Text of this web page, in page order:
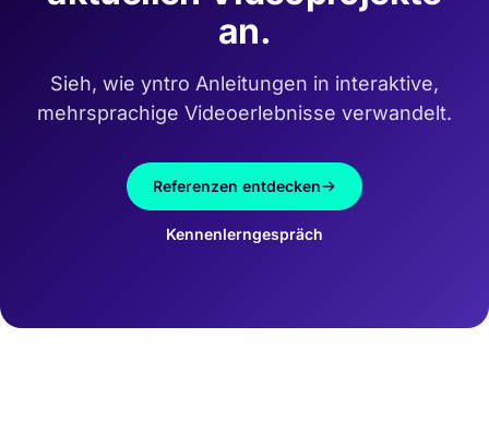
an.
Sieh, wie yntro Anleitungen in interaktive,
mehrsprachige Videoerlebnisse verwandelt.
Referenzen entdecken
Kennenlerngespräch